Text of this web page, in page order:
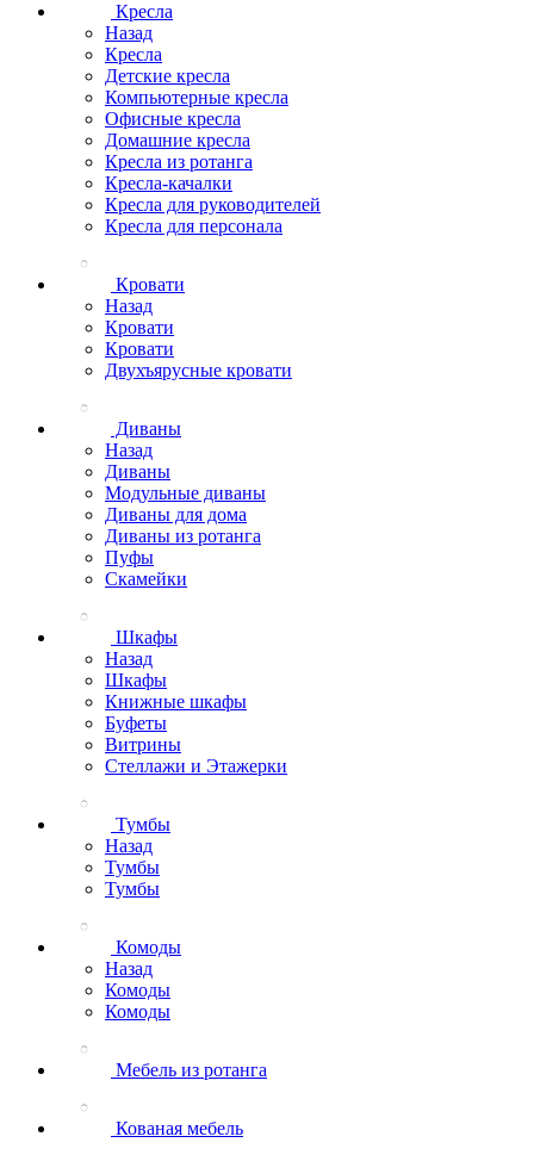
Кресла
Назад
Кресла
Детские кресла
Компьютерные кресла
Офисные кресла
Домашние кресла
Кресла из ротанга
Кресла-качалки
Кресла для руководителей
Кресла для персонала
Кровати
Назад
Кровати
Кровати
Двухъярусные кровати
Диваны
Назад
Диваны
Модульные диваны
Диваны для дома
Диваны из ротанга
Пуфы
Скамейки
Шкафы
Назад
Шкафы
Книжные шкафы
Буфеты
Витрины
Стеллажи и Этажерки
Тумбы
Назад
Тумбы
Тумбы
Комоды
Назад
Комоды
Комоды
Мебель из ротанга
Кованая мебель